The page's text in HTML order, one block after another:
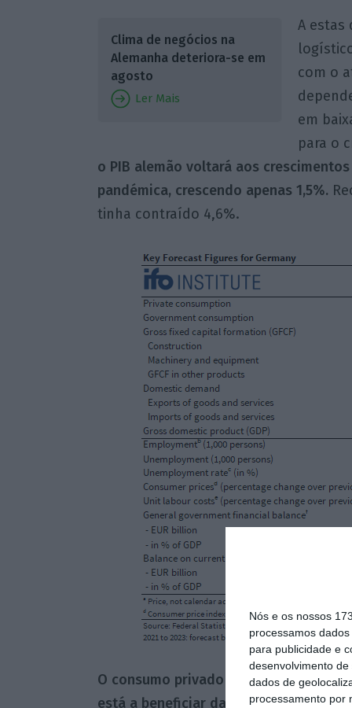
Nós e os nossos
processamos
para publicidade e
desenvolvimento de
dados de
processamento por
Clima de negócios na
Alemanha deteriora-se em
agosto
Ler Mais
A estas
com o
em
para o
o PIB alemão voltará aos
pandémica, crescendo apenas 1,5%.
tinha contraído 4,6%.
O consumo privado — cujo
está a beneficiar da retirada das